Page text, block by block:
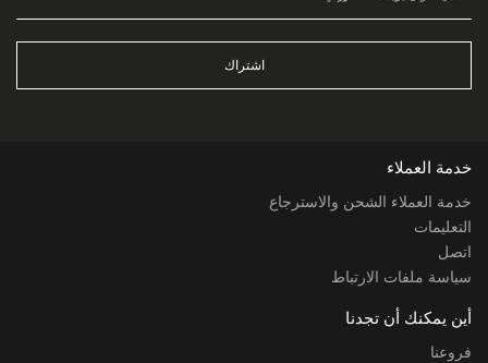
اشتراك
خدمة العملاء
خدمة العملاء الشحن والاسترجاع
التعليمات
اتصل
سياسة ملفات الارتباط
أين يمكنك أن تجدنا
فروعنا